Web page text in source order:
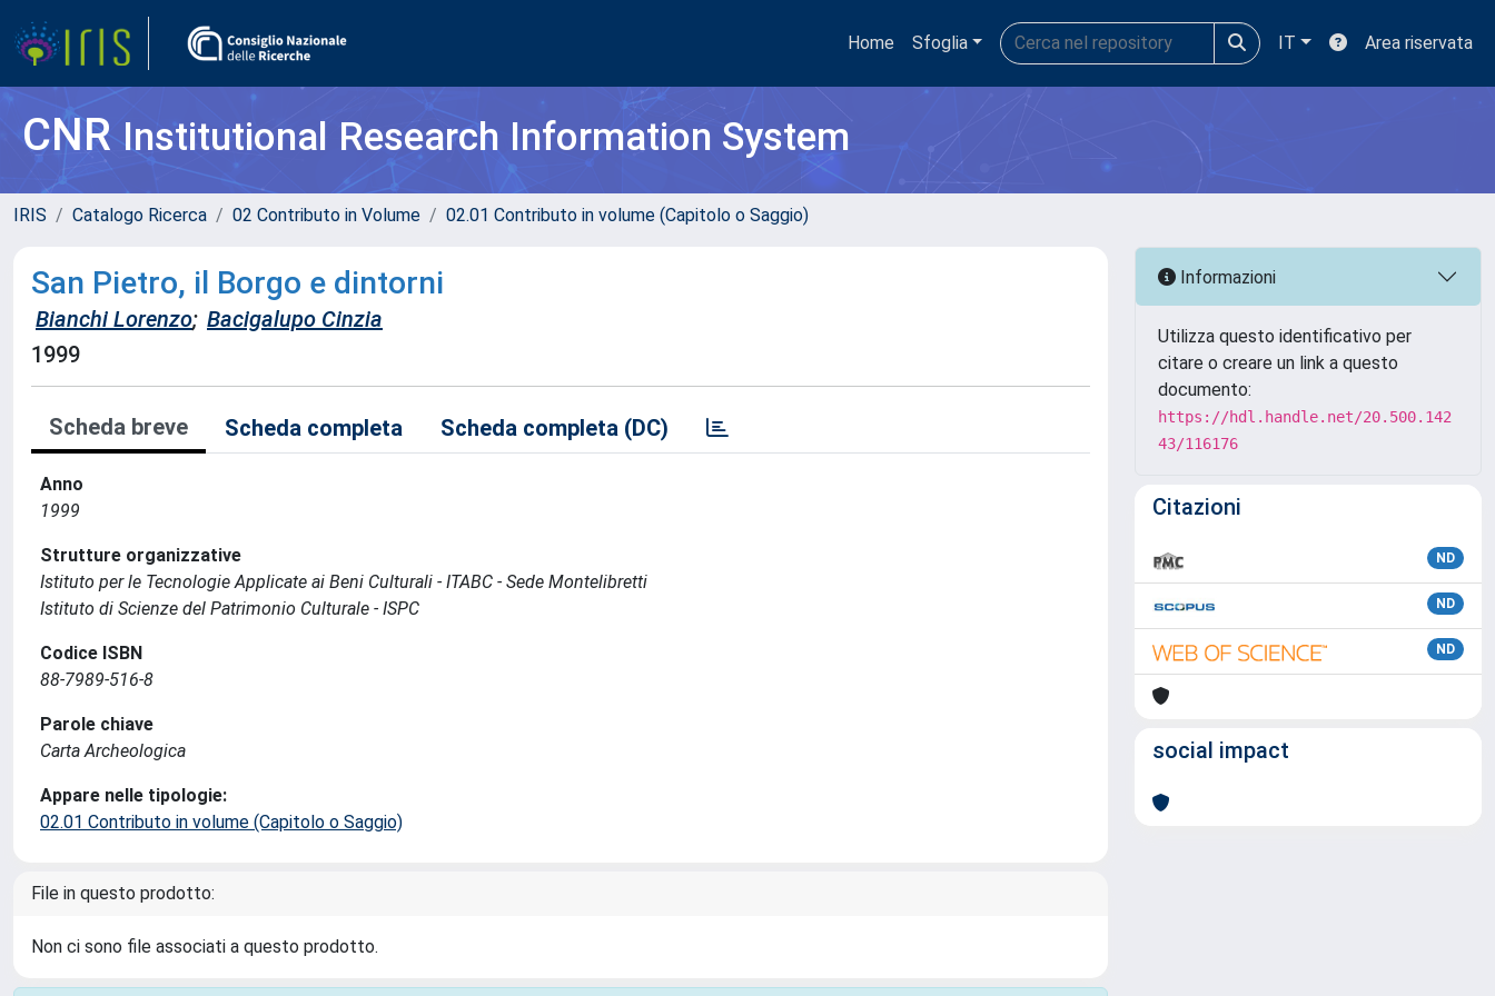
Home Sfoglia IT Area riservata
CNRInstitutional Research Information System
IRIS Catalogo Ricerca 02 Contributo in Volume 02.01 Contributo in volume (Capitolo o Saggio)
San Pietro, il Borgo e dintorni
Bianchi Lorenzo; Bacigalupo Cinzia
1999
Scheda breve Scheda completa Scheda completa (DC)
Anno
1999
Strutture organizzative
Istituto per le Tecnologie Applicate ai Beni Culturali - ITABC - Sede Montelibretti
Istituto di Scienze del Patrimonio Culturale - ISPC
Codice ISBN
88-7989-516-8
Parole chiave
Carta Archeologica
Appare nelle tipologie:
02.01 Contributo in volume (Capitolo o Saggio)
File in questo prodotto:
Non ci sono file associati a questo prodotto.
Informazioni
Utilizza questo identificativo per
citare o creare un link a questo
documento:
https://hdl.handle.net/20.500.142
43/116176
Citazioni
ND
ND
ND
social impact